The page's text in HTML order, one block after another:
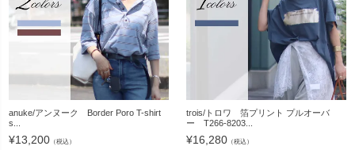
anuke/アンヌーク Border Poro T-shirt
s...
¥13,200 （税込）
trois/トロワ 箔プリント プルオーバ
ー T266-8203...
¥16,280 （税込）